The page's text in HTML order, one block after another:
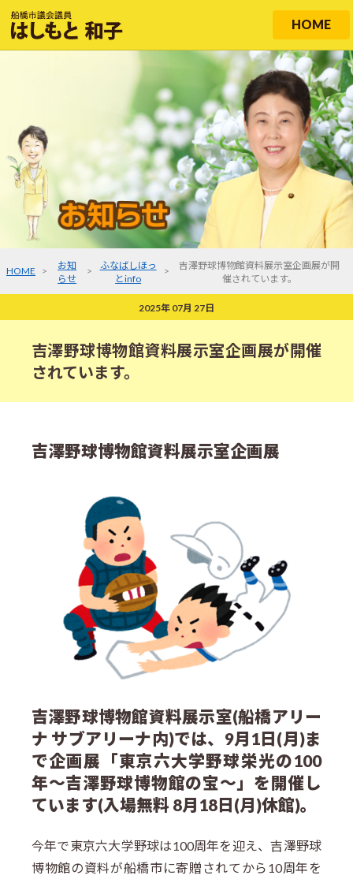
HOME
HOME >
お知
らせ
>
ふなばしほっ
とinfo
>
吉澤野球博物館資料展示室企画展が開
催されています。
2025年 07月 27日
吉澤野球博物館資料展示室企画展が開催
されています。
吉澤野球博物館資料展示室企画展
吉澤野球博物館資料展示室(船橋アリー
ナ サブアリーナ内)では、9月1日(月)ま
で企画展「東京六大学野球栄光の100
年～吉澤野球博物館の宝～」を開催し
ています(入場無料 8月18日(月)休館)。
今年で東京六大学野球は100周年を迎え、吉澤野球
博物館の資料が船橋市に寄贈されてから10周年を